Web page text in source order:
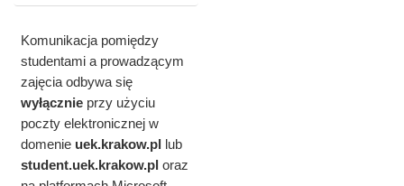
Komunikacja pomiędzy
studentami a prowadzącym
zajęcia odbywa się
wyłącznieprzy użyciu
poczty elektronicznej w
domenie uek.krakow.pl lub
student.uek.krakow.pl oraz